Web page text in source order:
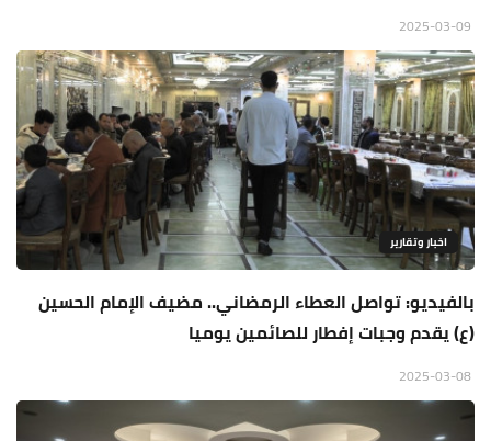
اخبار وتقارير
بالفيديو: تواصل العطاء الرمضاني.. مضيف الإمام الحسين
(ع) يقدم وجبات إفطار للصائمين يوميا